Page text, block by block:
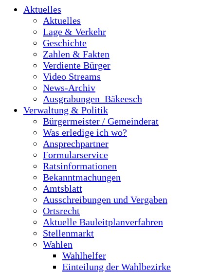
Aktuelles
Aktuelles
Lage & Verkehr
Geschichte
Zahlen & Fakten
Verdiente Bürger
Video Streams
News-Archiv
Ausgrabungen_Bäkeesch
Verwaltung & Politik
Bürgermeister / Gemeinderat
Was erledige ich wo?
Ansprechpartner
Formularservice
Ratsinformationen
Bekanntmachungen
Amtsblatt
Ausschreibungen und Vergaben
Ortsrecht
Aktuelle Bauleitplanverfahren
Stellenmarkt
Wahlen
Wahlhelfer
Einteilung der Wahlbezirke